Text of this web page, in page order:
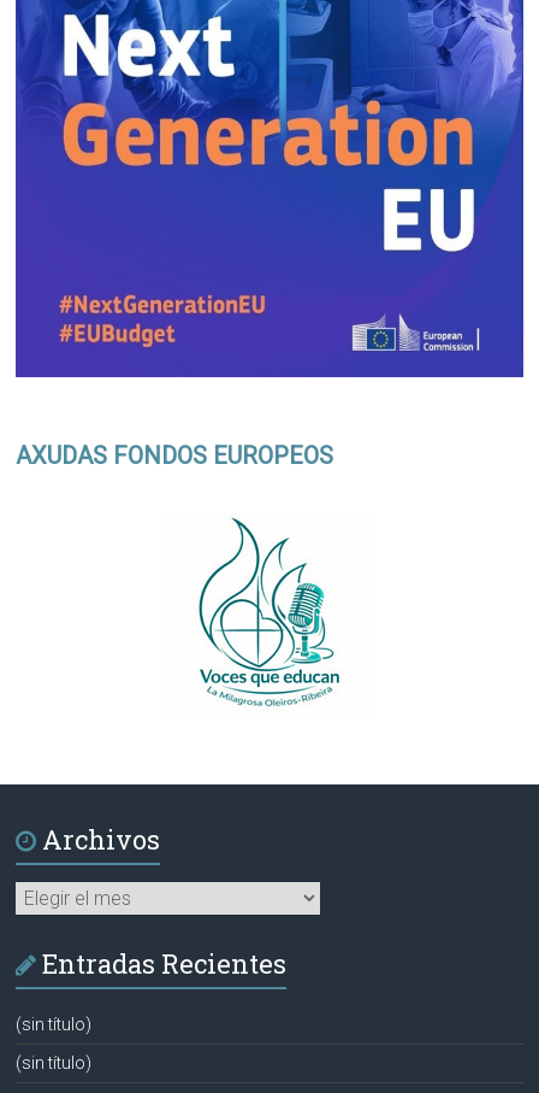
AXUDAS FONDOS EUROPEOS
Archivos
Archivos
Entradas Recientes
(sin título)
(sin título)